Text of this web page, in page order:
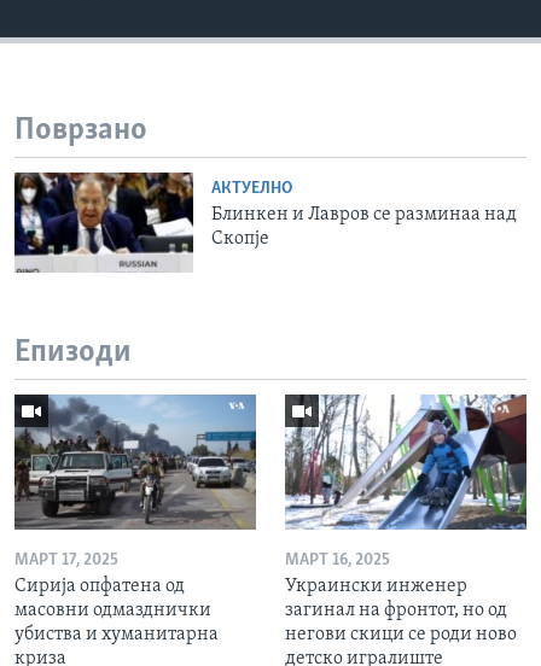
Поврзано
АКТУЕЛНО
Блинкен и Лавров се разминаа над
Скопје
Епизоди
МАРТ 17, 2025
Сирија опфатена од
масовни одмазднички
убиства и хуманитарна
криза
МАРТ 16, 2025
Украински инженер
загинал на фронтот, но од
негови скици се роди ново
детско игралиште